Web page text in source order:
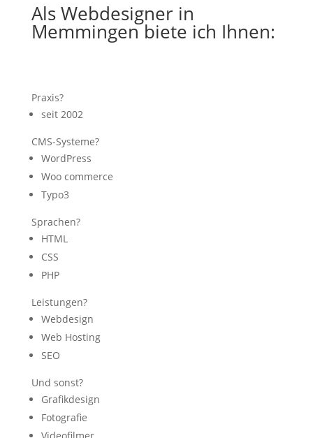
Als Webdesigner in
Memmingen biete ich Ihnen:
Praxis?
seit 2002
CMS-Systeme?
WordPress
Woo commerce
Typo3
Sprachen?
HTML
CSS
PHP
Leistungen?
Webdesign
Web Hosting
SEO
Und sonst?
Grafikdesign
Fotografie